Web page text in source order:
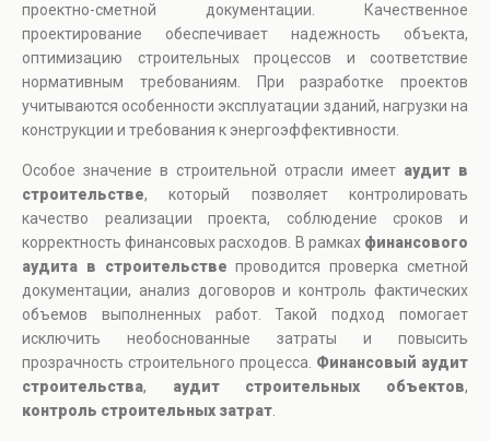
проектно-сметной документации. Качественное
проектирование обеспечивает надежность объекта,
оптимизацию строительных процессов и соответствие
нормативным требованиям. При разработке проектов
учитываются особенности эксплуатации зданий, нагрузки на
конструкции и требования к энергоэффективности.
Особое значение в строительной отрасли имеет аудит в
строительстве, который позволяет контролировать
качество реализации проекта, соблюдение сроков и
корректность финансовых расходов. В рамках финансового
аудита в строительстве проводится проверка сметной
документации, анализ договоров и контроль фактических
объемов выполненных работ. Такой подход помогает
исключить необоснованные затраты и повысить
прозрачность строительного процесса. Финансовый аудит
строительства, аудит строительных объектов,
контроль строительных затрат